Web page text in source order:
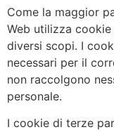
Come la maggior
Web utilizza
diversi scopi. I
necessari per il
non raccolgono
personale.
I cookie di terze